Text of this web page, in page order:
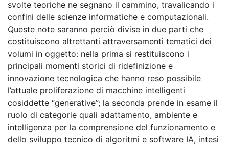
svolte teoriche ne segnano il cammino, travalicando i
confini delle scienze informatiche e computazionali.
Queste note saranno perciò divise in due parti che
costituiscono altrettanti attraversamenti tematici dei
volumi in oggetto: nella prima si restituiscono i
principali momenti storici di ridefinizione e
innovazione tecnologica che hanno reso possibile
l’attuale proliferazione di macchine intelligenti
cosiddette “generative”; la seconda prende in esame il
ruolo di categorie quali adattamento, ambiente e
intelligenza per la comprensione del funzionamento e
dello sviluppo tecnico di algoritmi e software IA, intesi